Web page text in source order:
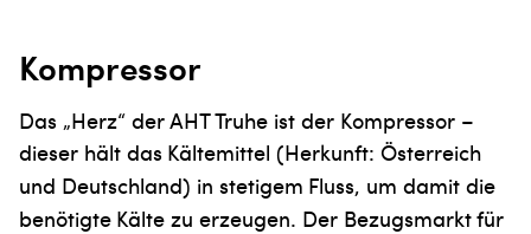
Kompressor
Das „Herz“ der AHT Truhe ist der Kompressor –
dieser hält das Kältemittel (Herkunft: Österreich
und Deutschland) in stetigem Fluss, um damit die
benötigte Kälte zu erzeugen. Der Bezugsmarktfür